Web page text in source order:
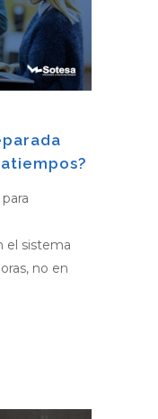
el sistema
no en